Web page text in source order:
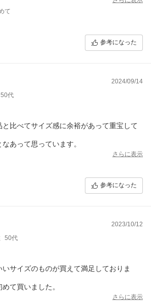
て
参考になった
2024/09/14
50代
比べてサイズ感に余裕があって重宝して
あって思っています。
さらに表示
参考になった
2023/10/12
50代
サイズのものが買えて満足しておりま
て買いました。
さらに表示